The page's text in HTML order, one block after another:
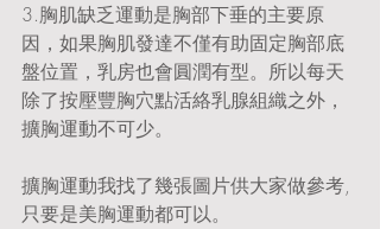
3.胸肌缺乏運動是胸部下垂的主要原
因，如果胸肌發達不僅有助固定胸部底
盤位置，乳房也會圓潤有型。所以每天
除了按壓豐胸穴點活絡乳腺組織之外，
擴胸運動不可少。
擴胸運動我找了幾張圖片供大家做參考,
只要是美胸運動都可以。